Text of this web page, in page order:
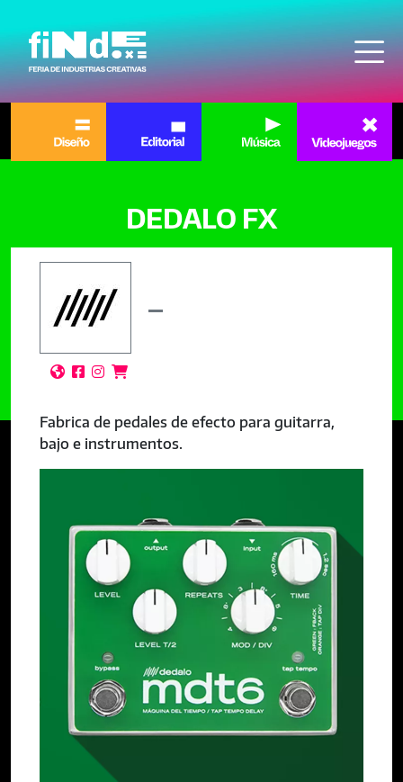
DEDALO FX
   
Fabrica de pedales de efecto para guitarra,
bajo e instrumentos.